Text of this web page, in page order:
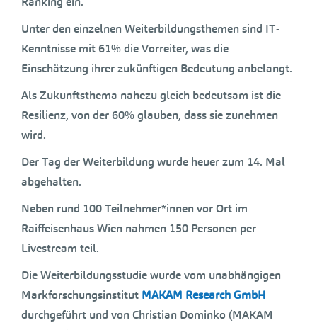
Unter den einzelnen Weiterbildungsthemen sind IT-
Kenntnisse mit 61% die Vorreiter, was die
Einschätzung ihrer zukünftigen Bedeutung anbelangt.
Als Zukunftsthema nahezu gleich bedeutsam ist die
Resilienz, von der 60% glauben, dass sie zunehmen
wird.
Der Tag der Weiterbildung wurde heuer zum 14. Mal
abgehalten.
Neben rund 100 Teilnehmer*innen vor Ort im
Raiffeisenhaus Wien nahmen 150 Personen per
Livestream teil.
Die Weiterbildungsstudie wurde vom unabhängigen
Markforschungsinstitut MAKAM Research GmbH
durchgeführt und von Christian Dominko (MAKAM